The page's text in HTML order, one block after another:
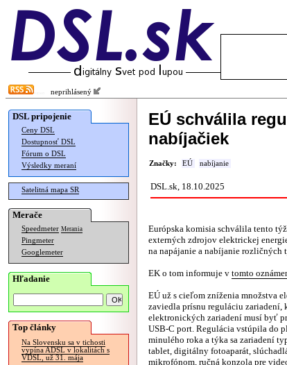
neprihlásený
DSL pripojenie
Ceny DSL
Dostupnosť DSL
Fórum o DSL
Výsledky meraní
Satelitná mapa SR
Merače
Speedmeter Merania
Pingmeter
Googlemeter
Hľadanie
Top články
Na Slovensku sa v tichosti
vypína ADSL v lokalitách s
VDSL, už 31. mája
EÚ schválila
nabíjačiek
Značky: EÚ nabíjanie
DSL.sk, 18.10.2025
Európska komisia schválila tento
externých zdrojov elektrickej
na napájanie a nabíjanie rozličných
EK o tom informuje v tomto
EÚ už s cieľom zníženia množstva
zaviedla prísnu reguláciu zariadení,
elektronických zariadení musí byť
USB-C port. Regulácia vstúpila do
minulého roka a týka sa zariadení
tablet, digitálny fotoaparát,
mikrofónom, ručná konzola pre